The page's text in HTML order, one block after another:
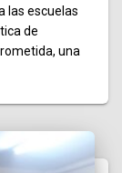
las escuelas
de
una